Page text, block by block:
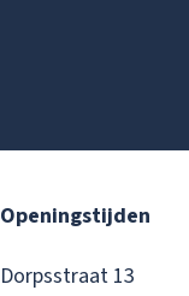
Openingstijden
Dorpsstraat 13